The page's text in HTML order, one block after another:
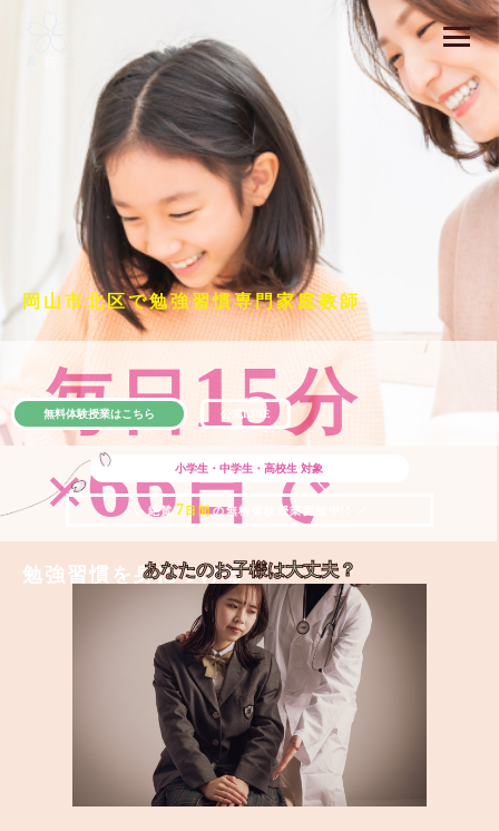
岡山市北区で勉強習慣専門家庭教師
毎日15分
×66日で
勉強習慣を身につける
小学生・中学生・高校生 対象
＼ 絶賛 7 日間の無料体験授業実施中!! ／
無料体験授業はこちら 公式LINE
あなたのお子様は大丈夫？